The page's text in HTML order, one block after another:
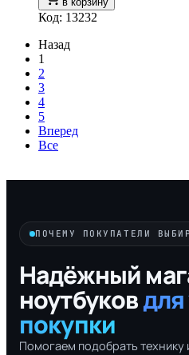
Код: 13232
Назад
1
2
3
4
5
Вперед
Все
ПОЧЕМУ ПОКУПАТЕЛИ
Надёжный
ноутбуков
покупки
Помогаем подобрать